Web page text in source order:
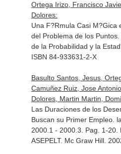
Ortega Irizo, Francisco
Dolores:
Una F?Rmula Casi M?Gica
del Problema de los Puntos.
de la Probabilidad y la
ISBN 84-933631-2-X
Basulto Santos, Jesus,
Camuñez Ruiz, Jose
Dolores, Martin Martin,
Las Duraciones de los
Buscan su Primer Empleo.
2000.1 - 2000.3. Pag. 1-20.
ASEPELT. Mc Graw Hill.